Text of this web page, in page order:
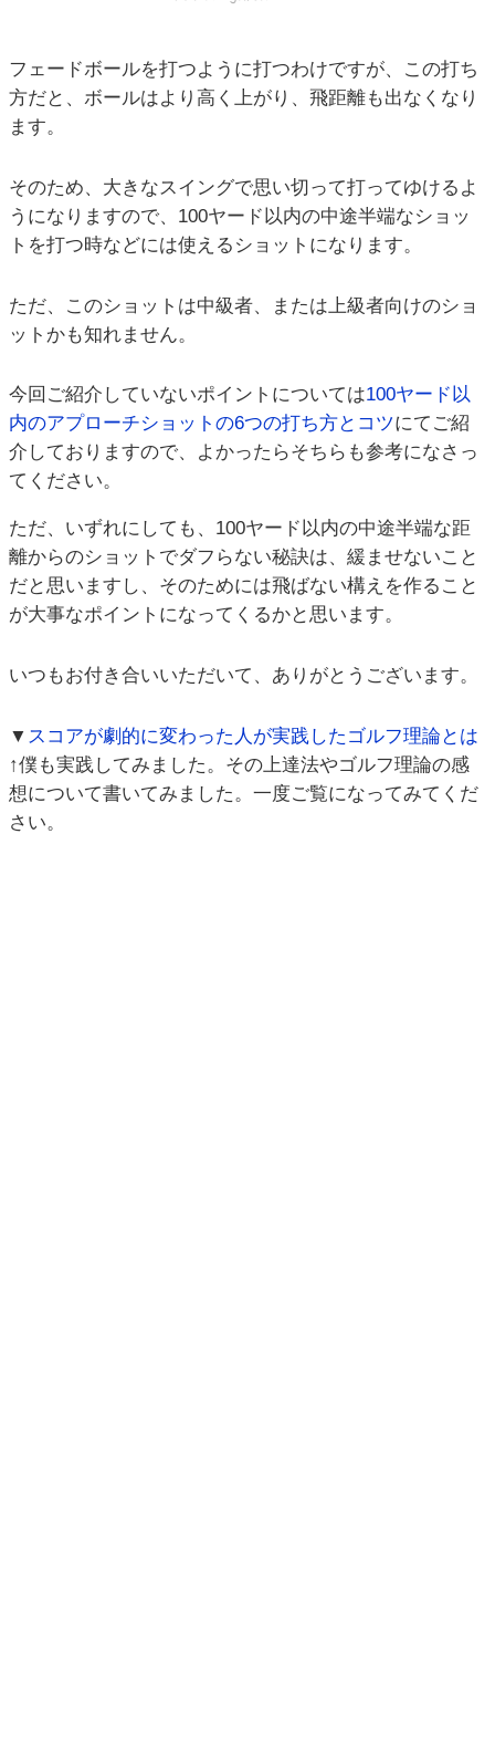
フェードボールを打つように打つわけですが、この打ち
方だと、ボールはより高く上がり、飛距離も出なくなり
ます。
そのため、大きなスイングで思い切って打ってゆけるよ
うになりますので、100ヤード以内の中途半端なショッ
トを打つ時などには使えるショットになります。
ただ、このショットは中級者、または上級者向けのショ
ットかも知れません。
今回ご紹介していないポイントについては100ヤード以
内のアプローチショットの6つの打ち方とコツにてご紹
介しておりますので、よかったらそちらも参考になさっ
てください。
ただ、いずれにしても、100ヤード以内の中途半端な距
離からのショットでダフらない秘訣は、緩ませないこと
だと思いますし、そのためには飛ばない構えを作ること
が大事なポイントになってくるかと思います。
いつもお付き合いいただいて、ありがとうございます。
▼ スコアが劇的に変わった人が実践したゴルフ理論とは
↑僕も実践してみました。その上達法やゴルフ理論の感
想について書いてみました。一度ご覧になってみてくだ
さい。